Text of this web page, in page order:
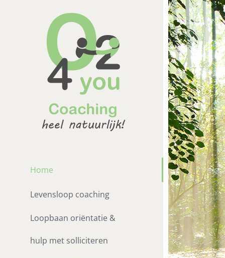
Home
Levensloop coaching
Loopbaan oriëntatie &
hulp met solliciteren